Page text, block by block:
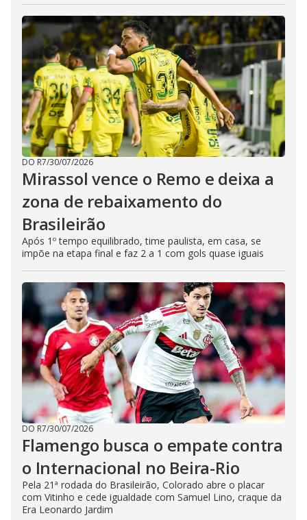
DO R7/30/07/2026
Mirassol vence o Remo e deixa a
zona de rebaixamento do
Brasileirão
Após 1º tempo equilibrado, time paulista, em casa, se
impõe na etapa final e faz 2 a 1 com gols quase iguais
DO R7/30/07/2026
Flamengo busca o empate contra
o Internacional no Beira-Rio
Pela 21ª rodada do Brasileirão, Colorado abre o placar
com Vitinho e cede igualdade com Samuel Lino, craque da
Era Leonardo Jardim